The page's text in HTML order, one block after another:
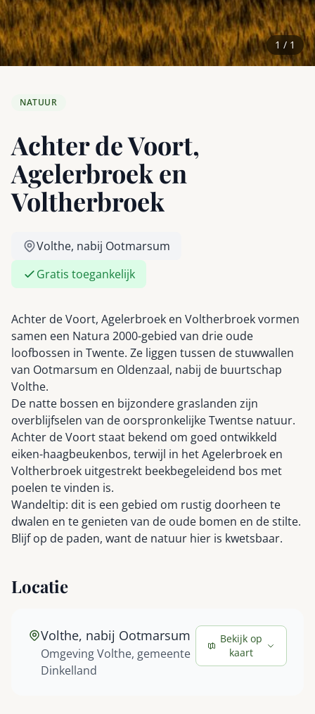
1 / 1
NATUUR
Achter de Voort,
Agelerbroek en
Voltherbroek
Volthe, nabij Ootmarsum
Gratis toegankelijk
Achter de Voort, Agelerbroek en Voltherbroek vormen
samen een Natura 2000-gebied van drie oude
loofbossen in Twente. Ze liggen tussen de stuwwallen
van Ootmarsum en Oldenzaal, nabij de buurtschap
Volthe.
De natte bossen en bijzondere graslanden zijn
overblijfselen van de oorspronkelijke Twentse natuur.
Achter de Voort staat bekend om goed ontwikkeld
eiken-haagbeukenbos, terwijl in het Agelerbroek en
Voltherbroek uitgestrekt beekbegeleidend bos met
poelen te vinden is.
Wandeltip: dit is een gebied om rustig doorheen te
dwalen en te genieten van de oude bomen en de stilte.
Blijf op de paden, want de natuur hier is kwetsbaar.
Locatie
Volthe, nabij Ootmarsum
Omgeving Volthe, gemeente
Dinkelland
Bekijk op
kaart